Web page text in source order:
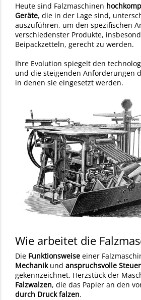
Heute sind Falzmaschinen
Geräte, die in der Lage sind,
auszuführen, um den spezifischen
verschiedenster Produkte,
Beipackzetteln, gerecht zu werden.
Ihre Evolution spiegelt den
und die steigenden Anforderungen
in denen sie eingesetzt werden.
Wie arbeitet die
Die Funktionsweise einer
Mechanikund anspruchsvolle
gekennzeichnet. Herzstück der
Falzwalzen, die das Papier an den
durch Druck falzen.